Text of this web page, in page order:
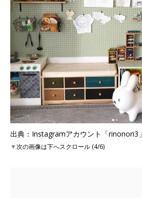
出典：Instagramアカウント「rinonori3」
▼次の画像は下へスクロール (4/6)